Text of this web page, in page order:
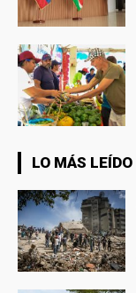
LO MÁS LEÍDO